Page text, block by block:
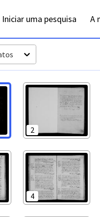
Iniciar uma pesquisa A
2
4